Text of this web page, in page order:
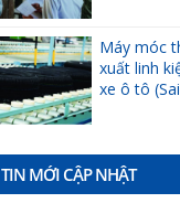
Máy móc
xuất linh
xe ô tô
TIN MỚI CẬP NHẬT